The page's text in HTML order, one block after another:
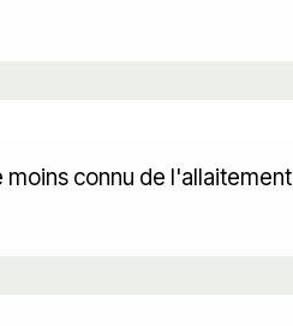
moins connu de